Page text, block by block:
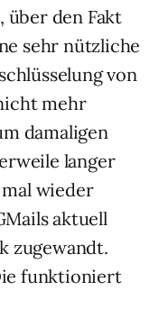
über den Fakt
sehr nützliche
von
mehr
damaligen
langer
wieder
aktuell
zugewandt.
funktioniert